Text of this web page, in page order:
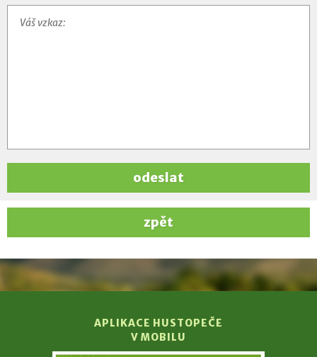
odeslat
zpět
APLIKACE HUSTOPEČE
V MOBILU